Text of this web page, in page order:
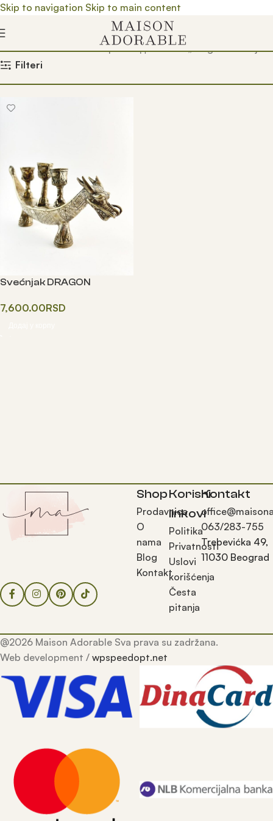
Skip to navigation Skip to main content
Почетна/ Prodavnica/ Производ oзначен „feng shui zmaj“
Filteri
Svećnjak DRAGON
7,600.00RSD
Shop
Prodavnica
O
nama
Blog
Kontakt
Korisni
linkovi
Politika
Privatnosti
Uslovi
korišćenja
Česta
pitanja
Kontakt
063/283-755
Trebevićka 49,
11030 Beograd
@2026 Maison Adorable Sva prava su zadržana.
Web development / wpspeedopt.net